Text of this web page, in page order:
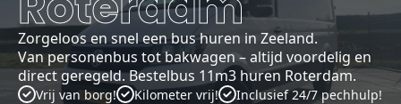
Zorgeloos en snel een bus huren in Zeeland.
Van personenbus tot bakwagen – altijd voordelig en
direct geregeld. Bestelbus 11m3 huren Roterdam.
Vrij van borg! Kilometer vrij! Inclusief 24/7 pechhulp!